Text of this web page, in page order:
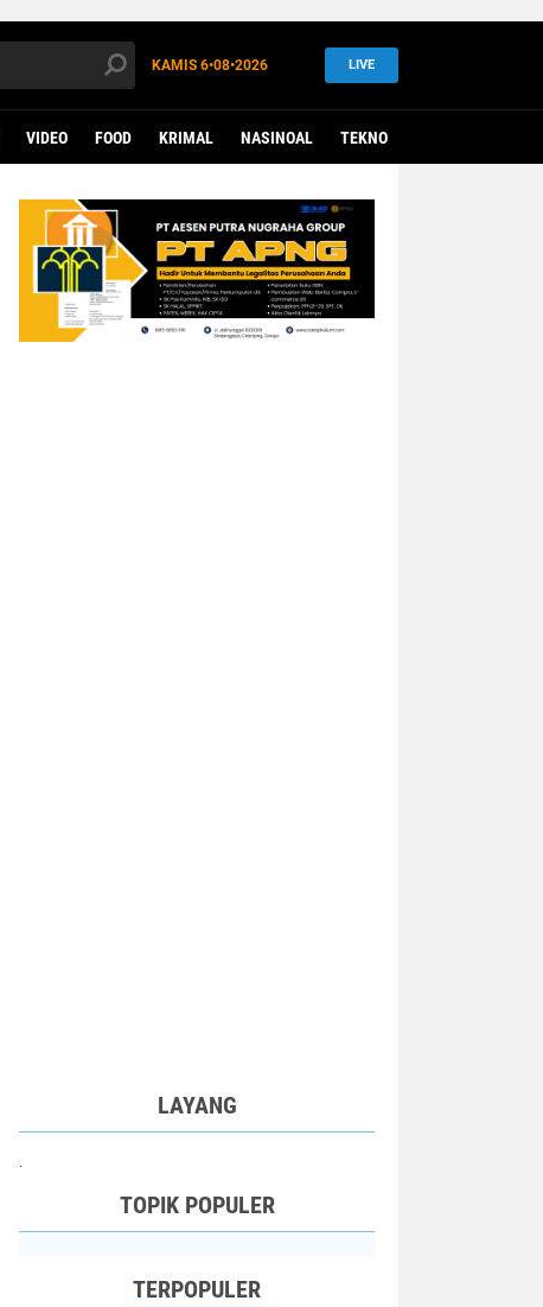
KAMIS 6•08•2026 LIVE
VIDEO FOOD KRIMAL NASINOAL TEKNO
LAYANG
TOPIK POPULER
TERPOPULER